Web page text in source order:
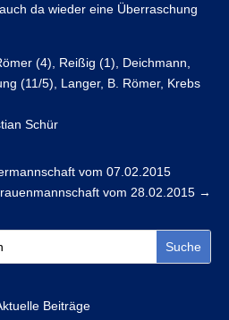
da wieder eine Überraschung
(4), Reißig (1), Deichmann,
(11/5), Langer, B. Römer, Krebs
Schür
vom 07.02.2015
vom 28.02.2015 →
Beiträge